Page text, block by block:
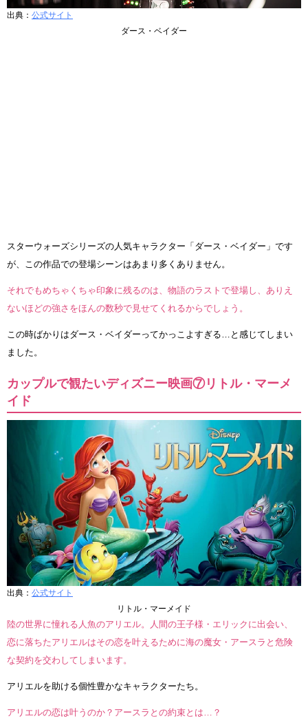
出典： 公式サイト
ダース・ベイダー
スターウォーズシリーズの人気キャラクター「ダース・ベイダー」です
が、この作品での登場シーンはあまり多くありません。
それでもめちゃくちゃ印象に残るのは、物語のラストで登場し、ありえ
ないほどの強さをほんの数秒で見せてくれるからでしょう。
この時ばかりはダース・ベイダーってかっこよすぎる…と感じてしまい
ました。
カップルで観たいディズニー映画⑦リトル・マーメ
イド
出典： 公式サイト
リトル・マーメイド
陸の世界に憧れる人魚のアリエル。人間の王子様・エリックに出会い、
恋に落ちたアリエルはその恋を叶えるために海の魔女・アースラと危険
な契約を交わしてしまいます。
アリエルを助ける個性豊かなキャラクターたち。
アリエルの恋は叶うのか？アースラとの約束とは…？